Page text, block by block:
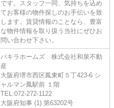
です。スタッフ一同、気持ちを込め
てお客様の物件探しのお手伝いを致
します。賃貸情報のことなら、豊富
な物件情報を取り扱う当社にぜひお
問い合わせ下さい。
パキラホームズ 株式会社和泉不動
産
大阪府堺市西区鳳東町５丁423-6 シ
ャルマン鳳駅前 １階
TEL:072-272-1122
大阪府知事 (1) 第63202号